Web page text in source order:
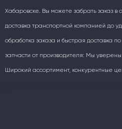
Хабаровске. Вы можете забрать заказ
доставка транспортной компанией до
обработка заказа и быстрая доставка
запчасти от производителя: Мы
Широкий ассортимент, конкурентные